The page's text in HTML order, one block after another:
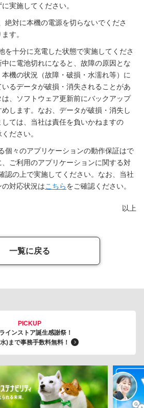
実施してください。
絶対に本機の電源を切らないでくださ
す。
を十分に充電した状態で実施してくださ
に電池切れになると、故障の原因とな
機の状況（故障・破損・水濡れ等）に
るデータが破損・消失されることがあ
は、ソフトウェア更新前にバックアップ
します。なお、データが破損・消失し
ては、当社は責任を負いかねますの
ださい。
個々のアプリケーションの動作保証はで
ご利用のアプリケーションに関する対
認の上で実施してください。なお、当社
対応状況はこちらをご確認ください。
以上
一覧に戻る
PICKUP
インストア誕生感謝祭！
)まで事務手数料無料！